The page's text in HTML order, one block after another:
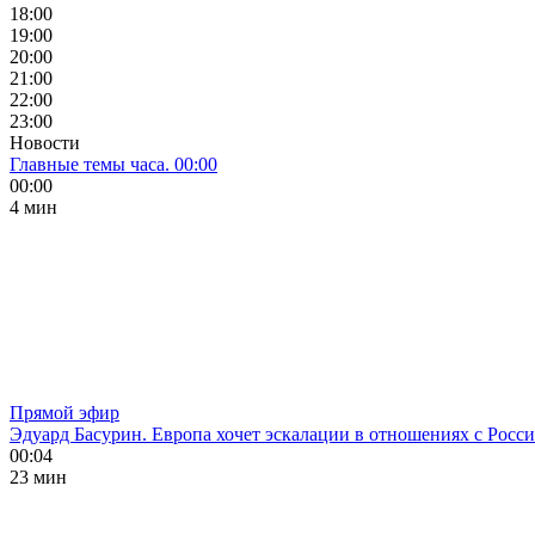
18:00
19:00
20:00
21:00
22:00
23:00
Новости
Главные темы часа. 00:00
00:00
4 мин
Прямой эфир
Эдуард Басурин. Европа хочет эскалации в отношениях с
00:04
23 мин